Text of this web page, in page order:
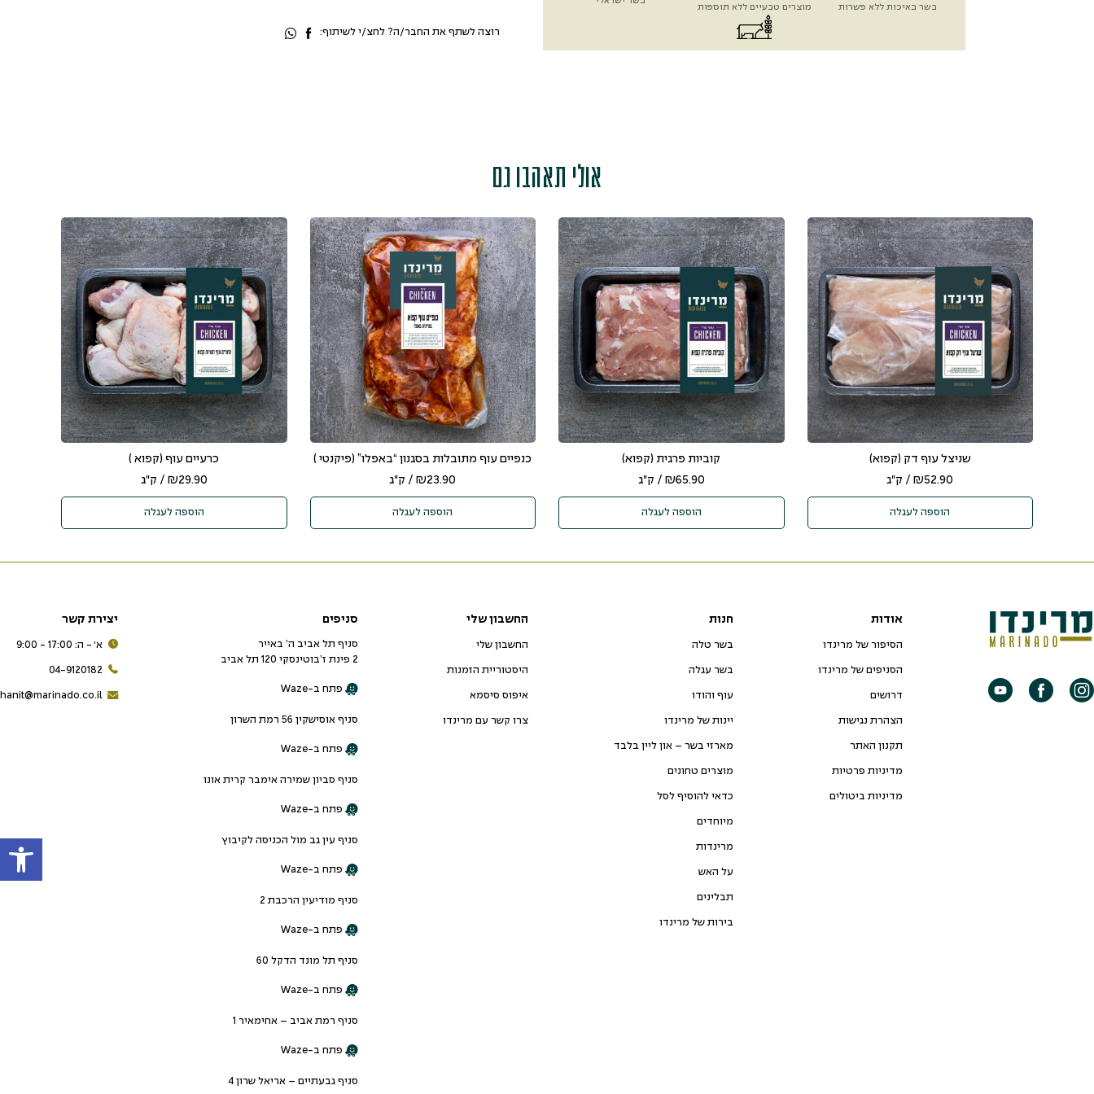
רוצה לשתף את החבר/ה? לחצ/י לשיתוף:
בשר באיכות ללא פשרות מוצרים טבעיים ללא תוספות
אולי תאהבו גם
שניצל עוף דק (קפוא)
₪52.90 / ק"ג
הוספה לעגלה
קוביות פרגית (קפוא)
₪65.90 / ק"ג
הוספה לעגלה
כנפיים עוף מתובלות בסגנון “באפלו” (פיקנטי )
₪23.90 / ק"ג
הוספה לעגלה
כרעיים עוף (קפוא )
₪29.90 / ק"ג
הוספה לעגלה
אודות
הסיפור של מרינדו
הסניפים של מרינדו
דרושים
הצהרת נגישות
תקנון האתר
מדיניות פרטיות
מדיניות ביטולים
חנות
בשר טלה
בשר עגלה
עוף והודו
יינות של מרינדו
מארזי בשר – און ליין בלבד
מוצרים טחונים
כדאי להוסיף לסל
מיוחדים
מרינדות
על האש
תבלינים
בירות של מרינדו
החשבון שלי
החשבון שלי
היסטוריית הזמנות
איפוס סיסמא
צרו קשר עם מרינדו
סניפים
סניף תל אביב ה’ באייר
2 פינת ז’בוטינסקי 120 תל אביב
פתח ב-Waze
סניף אוסישקין 56 רמת השרון
פתח ב-Waze
סניף סביון שמירה אימבר קרית אונו
פתח ב-Waze
סניף עין גב מול הכניסה לקיבוץ
פתח ב-Waze
סניף מודיעין הרכבת 2
פתח ב-Waze
סניף תל מונד הדקל 60
פתח ב-Waze
סניף רמת אביב – אחימאיר 1
פתח ב-Waze
סניף גבעתיים – אריאל שרון 4
יצירת קשר
א׳ - ה: 17:00 - 9:00
04-9120182
hanit@marinado.co.il